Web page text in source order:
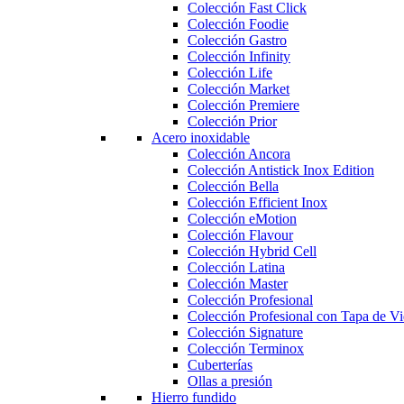
Colección Fast Click
Colección Foodie
Colección Gastro
Colección Infinity
Colección Life
Colección Market
Colección Premiere
Colección Prior
Acero inoxidable
Colección Ancora
Colección Antistick Inox Edition
Colección Bella
Colección Efficient Inox
Colección eMotion
Colección Flavour
Colección Hybrid Cell
Colección Latina
Colección Master
Colección Profesional
Colección Profesional con Tapa de
Colección Signature
Colección Terminox
Cuberterías
Ollas a presión
Hierro fundido